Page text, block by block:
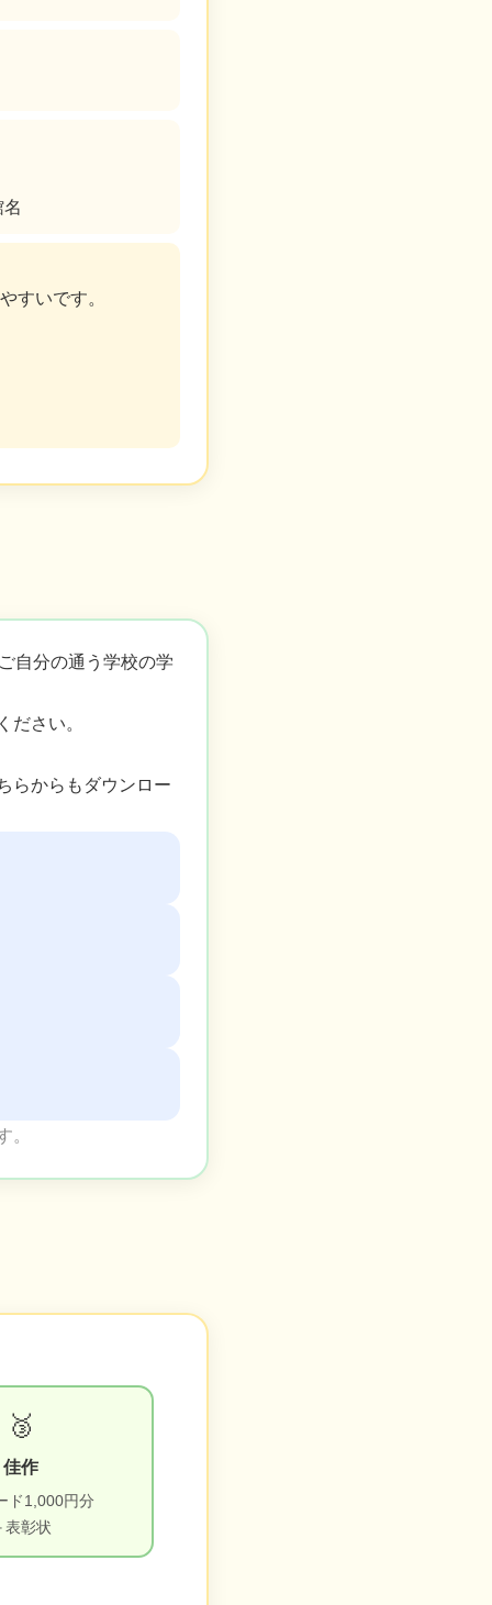
すいです。
自分の通う学校の学
ださい。
らからもダウンロー
。
🥉
佳作
ド1,000円分
表彰状